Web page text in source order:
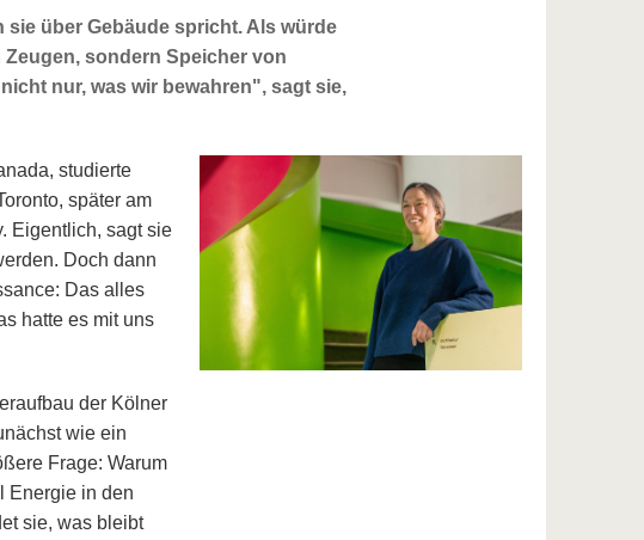
über Gebäude spricht. Als würde
sondern Speicher von
nur, was wir bewahren", sagt sie,
studierte
später am
Eigentlich, sagt sie
Doch dann
Das alles
hatte es mit uns
der Kölner
wie ein
Frage: Warum
Energie in den
sie, was bleibt